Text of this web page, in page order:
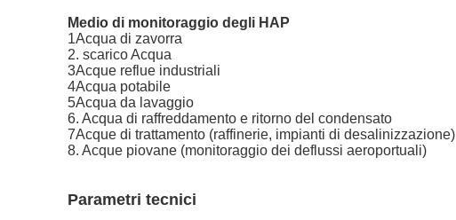
Medio di monitoraggio degli HAP
1Acqua di zavorra
2. scarico Acqua
3Acque reflue industriali
4Acqua potabile
5Acqua da lavaggio
6. Acqua di raffreddamento e ritorno del condensato
7Acque di trattamento (raffinerie, impianti di desalinizzazione)
8. Acque piovane (monitoraggio dei deflussi aeroportuali)
Parametri tecnici